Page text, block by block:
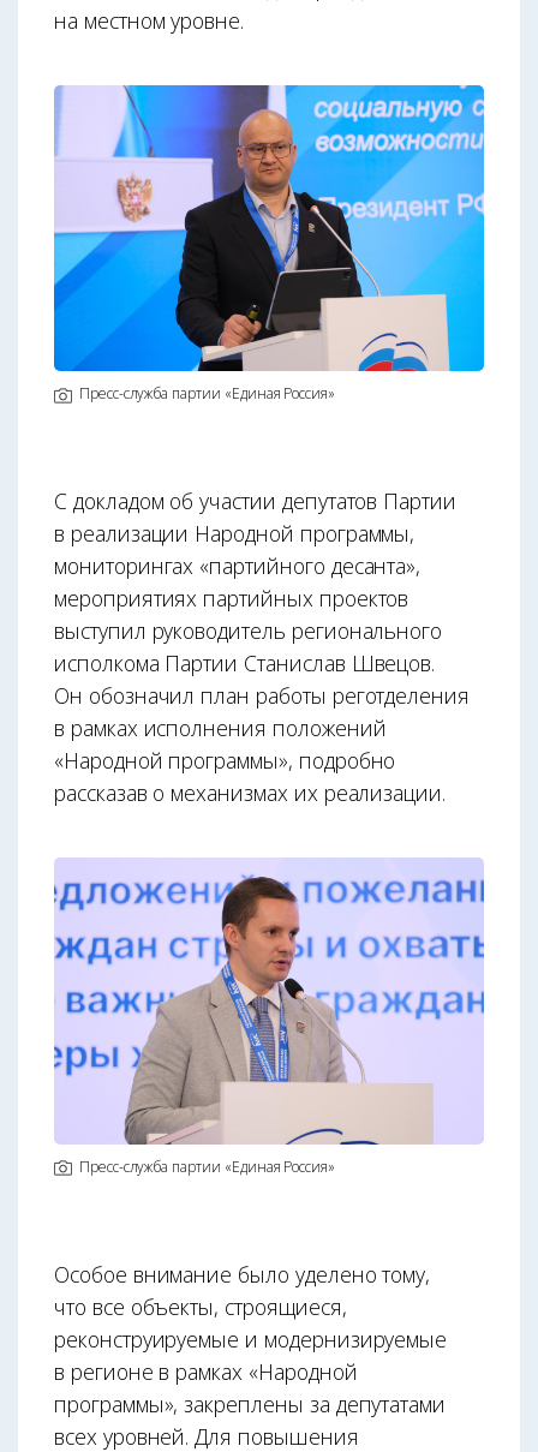
на местном уровне.
Пресс-служба партии «Единая Россия»
С докладом об участии депутатов Партии
в реализации Народной программы,
мониторингах «партийного десанта»,
мероприятиях партийных проектов
выступил руководитель регионального
исполкома Партии Станислав Швецов.
Он обозначил план работы реготделения
в рамках исполнения положений
«Народной программы», подробно
рассказав о механизмах их реализации.
Пресс-служба партии «Единая Россия»
Особое внимание было уделено тому,
что все объекты, строящиеся,
реконструируемые и модернизируемые
в регионе в рамках «Народной
программы», закреплены за депутатами
всех уровней. Для повышения